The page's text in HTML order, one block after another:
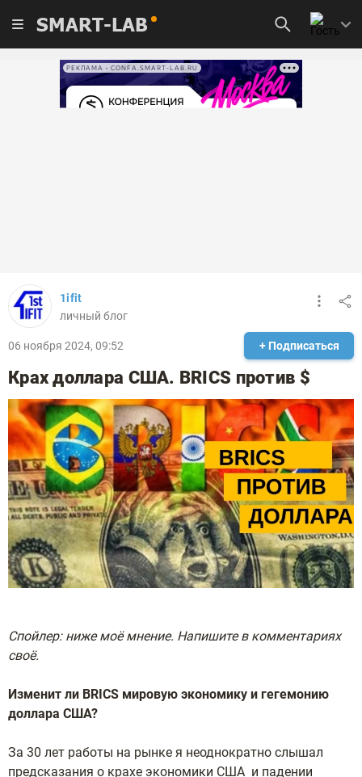
SMART-LAB
РЕКЛАМА • CONFA.SMART-LAB.RU
1ifit
личный блог
06 ноября 2024, 09:52 + Подписаться
Крах доллара США. BRICS против $
Спойлер: ниже моё мнение. Напишите в комментариях
своё.
Изменит ли BRICS мировую экономику и гегемонию
доллара США?
За 30 лет работы на рынке я неоднократно слышал
предсказания о крахе экономики США и падении